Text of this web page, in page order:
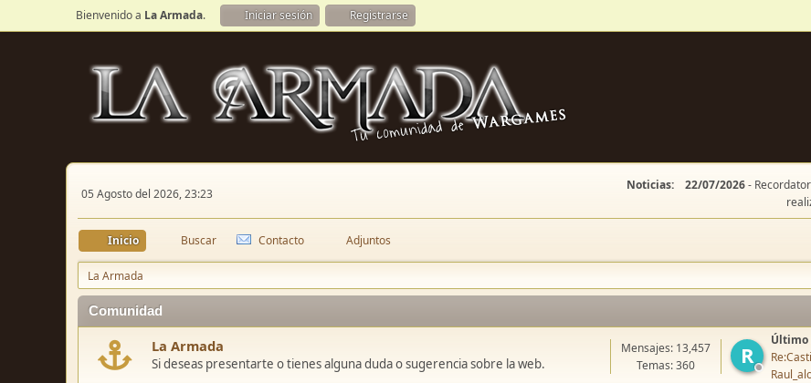
Bienvenido a La Armada. Iniciar sesión Registrarse
05 Agosto del 2026, 23:23
Noticias: 22/07/2026-
Inicio Buscar Contacto Adjuntos
La Armada
Comunidad
R
La Armada
Si deseas presentarte o tienes alguna duda o sugerencia sobre la web.
Mensajes: 13,457
Temas: 360
Último